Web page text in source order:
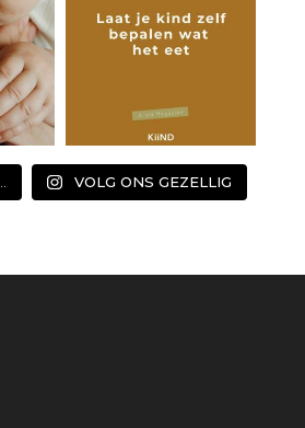
VOLG ONS GEZELLIG